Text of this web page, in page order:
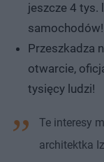
jeszcze 4 tys.
samochodów!
Przeszkadza
otwarcie,
tysięcy ludzi!
Te interesy
architektka